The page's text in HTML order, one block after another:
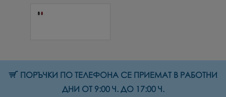
ПОРЪЧКИ ПО ТЕЛЕФОНА СЕ ПРИЕМАТ В РАБОТНИ
ДНИ ОТ 9:00 Ч. ДО 17:00 Ч.